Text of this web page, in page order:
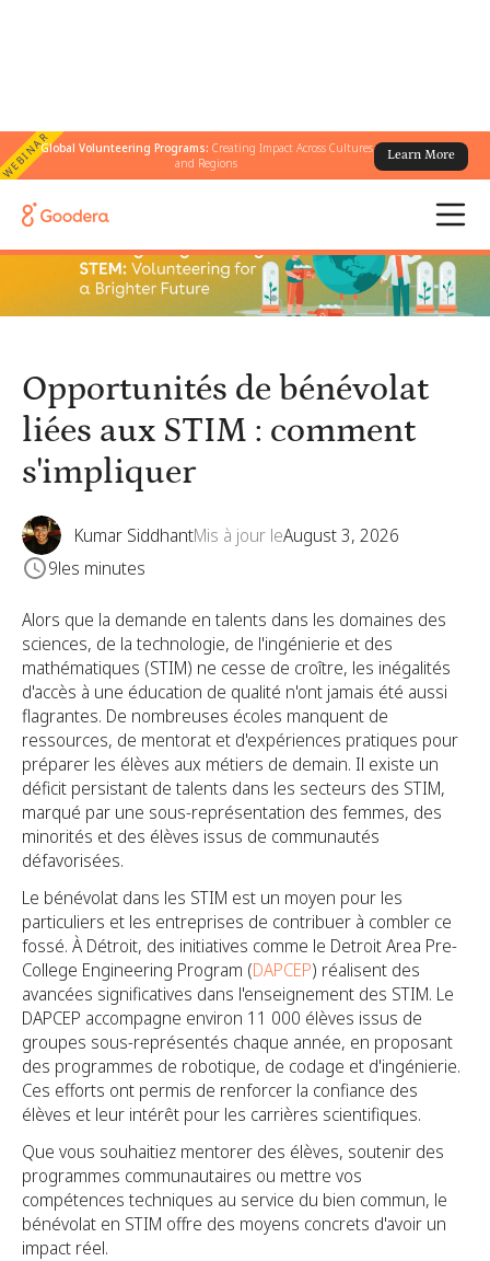
WEBINARGlobal Volunteering Programs: Creating Impact Across Cultures
and Regions
Learn More
← Tous les blogs
Opportunités de bénévolat
liées aux STIM : comment
s'impliquer
Kumar SiddhantMis à jour leAugust 3, 2026
9les minutes
Alors que la demande en talents dans les domaines des
sciences, de la technologie, de l'ingénierie et des
mathématiques (STIM) ne cesse de croître, les inégalités
d'accès à une éducation de qualité n'ont jamais été aussi
flagrantes. De nombreuses écoles manquent de
ressources, de mentorat et d'expériences pratiques pour
préparer les élèves aux métiers de demain. Il existe un
déficit persistant de talents dans les secteurs des STIM,
marqué par une sous-représentation des femmes, des
minorités et des élèves issus de communautés
défavorisées.
Le bénévolat dans les STIM est un moyen pour les
particuliers et les entreprises de contribuer à combler ce
fossé. À Détroit, des initiatives comme le Detroit Area Pre-
College Engineering Program (DAPCEP) réalisent des
avancées significatives dans l'enseignement des STIM. Le
DAPCEP accompagne environ 11 000 élèves issus de
groupes sous-représentés chaque année, en proposant
des programmes de robotique, de codage et d'ingénierie.
Ces efforts ont permis de renforcer la confiance des
élèves et leur intérêt pour les carrières scientifiques.
Que vous souhaitiez mentorer des élèves, soutenir des
programmes communautaires ou mettre vos
compétences techniques au service du bien commun, le
bénévolat en STIM offre des moyens concrets d'avoir un
impact réel.